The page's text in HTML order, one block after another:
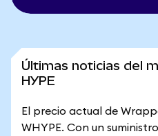
Últimas noticias del
HYPE
El precio actual de
WHYPE. Con un